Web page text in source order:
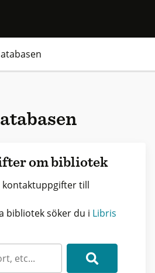
om bibliotek
kontaktuppgifter till
bibliotek söker du i Libris